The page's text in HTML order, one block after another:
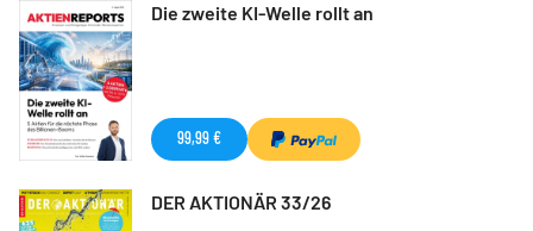
Die zweite KI-Welle rollt an
99,99 €
DER AKTIONÄR 33/26